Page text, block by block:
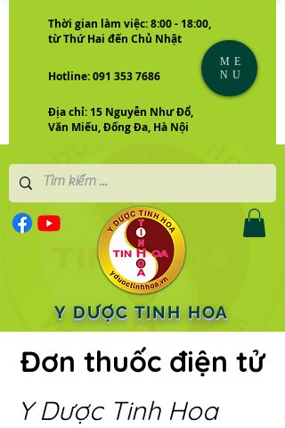
Thời gian làm việc: 8:00 - 18:00,
từ Thứ Hai đến Chủ Nhật
Hotline: 091 353 7686
Địa chỉ: 15 Nguyễn Như Đổ,
Văn Miếu, Đống Đa, Hà Nội
Y DƯỢC TINH HOA
ME
NU
Đơn thuốc điện tử
Y Dược Tinh Hoa